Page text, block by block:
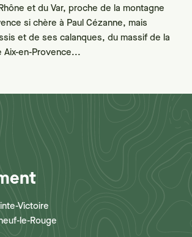
et du Var, proche de la montagne
si chère à Paul Cézanne, mais
et de ses calanques, du massif de la
Aix-en-Provence...
Victoire
le-Rouge